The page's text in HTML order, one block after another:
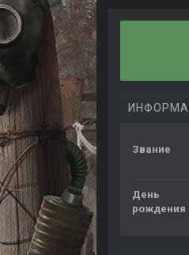
Звание
День
рождения